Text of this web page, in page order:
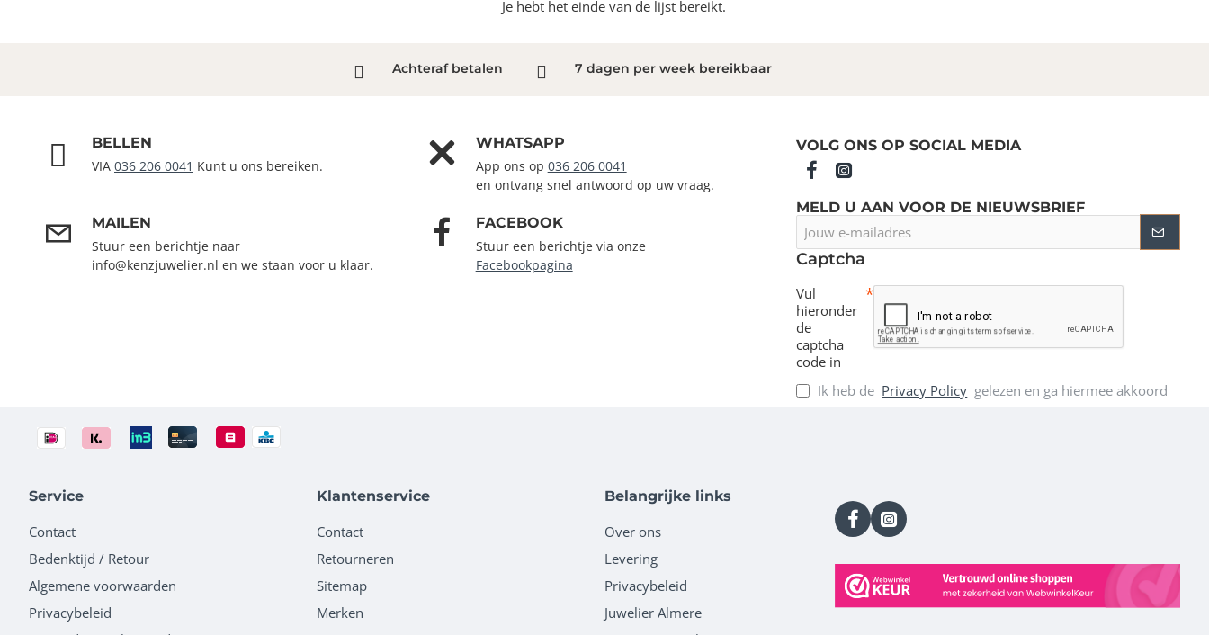
Je hebt het einde van de lijst bereikt.
Achteraf betalen 7 dagen per week bereikbaar
BELLEN
VIA 036 206 0041 Kunt u ons bereiken.
WHATSAPP
App ons op 036 206 0041
en ontvang snel antwoord op uw vraag.
MAILEN
Stuur een berichtje naar
info@kenzjuwelier.nl en we staan voor u klaar.
FACEBOOK
Stuur een berichtje via onze
Facebookpagina
VOLG ONS OP SOCIAL MEDIA
MELD U AAN VOOR DE NIEUWSBRIEF
Jouw
e-
mailadres
Captcha
Vul
hieronder
de
captcha
code in
Ik heb de Privacy Policy gelezen en ga hiermee akkoord
Service
Contact
Bedenktijd / Retour
Algemene voorwaarden
Privacybeleid
Klantenservice
Contact
Retourneren
Sitemap
Merken
Belangrijke links
Over ons
Levering
Privacybeleid
Juwelier Almere